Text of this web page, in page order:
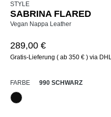
STYLE
SABRINA FLARED
Vegan Nappa Leather
289,00 €
Gratis-Lieferung ( ab 350 € ) via
FARBEAUSWÄHLEN
990 SCHWARZ
990 Schwarz